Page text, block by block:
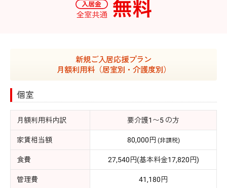
新規ご入居応援プラン
月額利用料（居室別・介護度別）
個室
月額利用料内訳 要介護1〜5 の方
家賃相当額 80,000円 (非課税)
食費 27,540円(基本料金17,820円)
管理費 41,180円